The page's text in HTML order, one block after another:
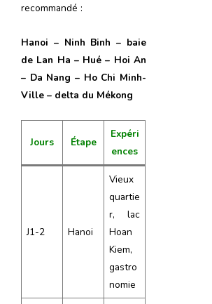
recommandé :
Hanoi – Ninh Binh – baie
de Lan Ha – Hué – Hoi An
– Da Nang – Ho Chi Minh-
Ville – delta du Mékong
Jours Étape
Expéri
ences
J1-2 Hanoi
Vieux
quartie
r, lac
Hoan
Kiem,
gastro
nomie